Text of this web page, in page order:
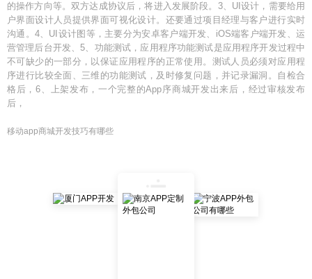
的操作方向等。双方达成协议后，将进入发展阶段。3、UI设计，需要给用
户界面设计人员提供界面可视化设计。还要通过项目经理与客户进行实时
沟通。4、UI设计图等，主要分为安卓客户端开发、iOS端客户端开发、运
营管理后台开发、5、功能测试，应用程序功能测试是应用程序开发过程中
不可缺少的一部分，以保证应用程序的正常使用。测试人员必须对应用程
序进行比较全面、三维的功能测试，及时修复问题，并记录漏洞。自检合
格后，6、上架发布，一个完整的App序商城开发出来后，经过审核发布
后，
移动app商城开发技巧有哪些